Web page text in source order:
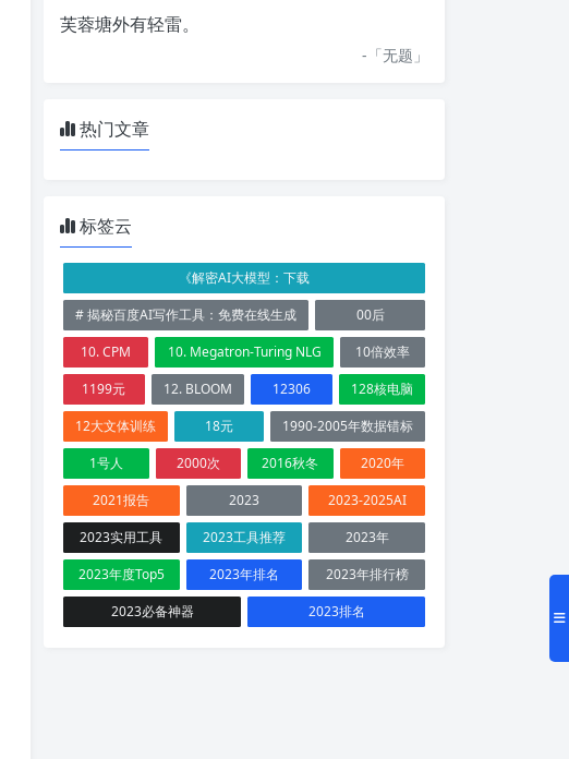
芙蓉塘外有轻雷。
-「无题 」
热门文章
标签云
《解密AI大模型：下载
# 揭秘百度AI写作工具：免费在线生成
00后
10. CPM
10. Megatron-Turing NLG
10倍效率
1199元
12. BLOOM 12306
128核电脑
12大文体训练
18元
1990-2005年数据错标
1号人
2000次 2016秋冬
2020年
2021报告
2023
2023-2025AI
2023实用工具
2023工具推荐
2023年
2023年度Top5
2023年排名
2023年排行榜
2023必备神器
2023排名